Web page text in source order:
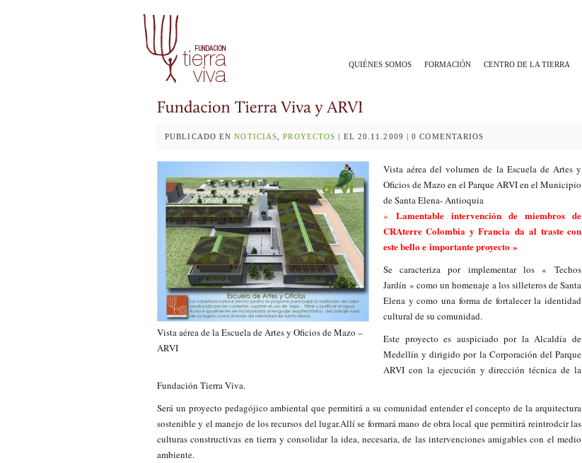
QUIÉNES SOMOS FORMACIÓN CENTRO DE LA TIERRA
PUBLICADO ENNOTICIAS ,PROYECTOS | EL 20.11.2009 | 0 COMENTARIOS
Vista aérea de la Escuela de Artes y Oficios de Mazo –
ARVI
Vista aérea del volumen de la Escuela de Artes y
Oficios de Mazo en el Parque ARVI en el Municipio
de Santa Elena- Antioquia
« Lamentable intervención de miembros de
CRAterre Colombia y Francia da al traste con
este bello e importante proyecto »
Se caracteriza por implementar los « Techos
Jardín » como un homenaje a los silleteros de Santa
Elena y como una forma de fortalecer la identidad
cultural de su comunidad.
Este proyecto es auspiciado por la Alcaldía de
Medellín y dirigido por la Corporación del Parque
ARVI con la ejecución y dirección técnica de la
Fundación Tierra Viva.
Será un proyecto pedagójico ambiental que permitirá a su comunidad entender el concepto de la arquitectura
sostenible y el manejo de los recursos del lugar.Allí se formará mano de obra local que permitirá reintrodcir las
culturas constructivas en tierra y consolidar la idea, necesaria, de las intervenciones amigables con el medio
ambiente.